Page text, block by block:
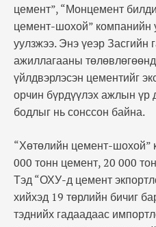
цемент”, “Монцемент
цемент-шохой” компанийн
уулзжээ. Энэ үеэр
ажиллагааны
үйлдвэрлэсэн цементийг
орчин бүрдүүлэх ажлын үр
бодлыг нь сонссон байна.
“Хөтөлийн цемент-шохой”
000 тонн цемент, 20 000
Тэд “ОХУ-д цемент
хийхэд 19 төрлийн бичиг
тэднийх гадаадаас